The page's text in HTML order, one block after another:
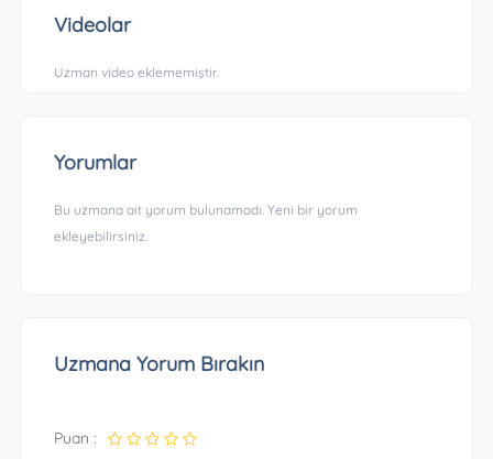
Videolar
Uzman video eklememiştir.
Yorumlar
Bu uzmana ait yorum bulunamadı. Yeni bir yorum
ekleyebilirsiniz.
Uzmana Yorum Bırakın
Puan :